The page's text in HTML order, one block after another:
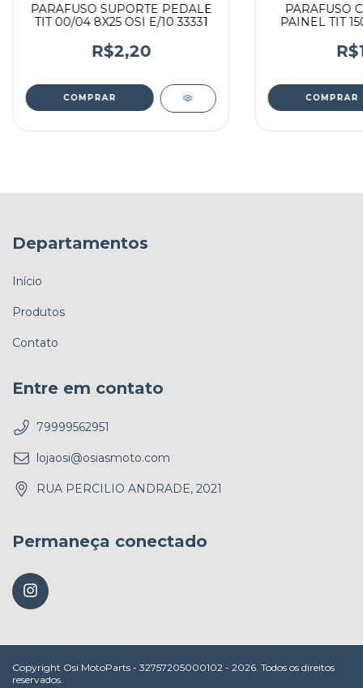
PARAFUSO SUPORTE PEDALE
TIT 00/04 8X25 OSI E/10 33331
R$2,20
PARAFUSO
PAINEL TIT
Departamentos
Início
Produtos
Contato
Entre em contato
79999562951
lojaosi@osiasmoto.com
RUA PERCILIO ANDRADE, 2021
Permaneça conectado
Copyright Osi MotoParts - 32757205000102 - 2026. Todos os direitos
reservados.